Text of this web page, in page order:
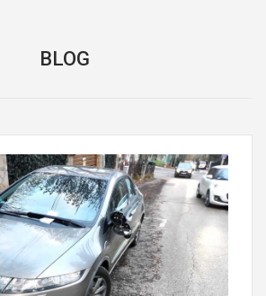
BLOG